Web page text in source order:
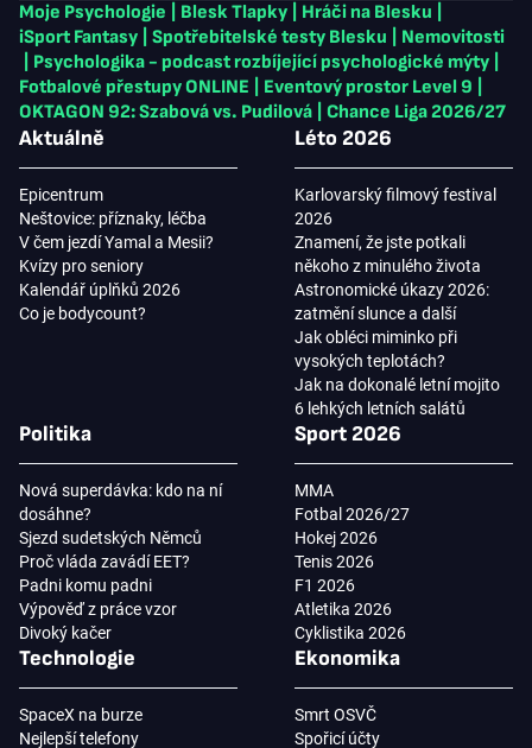
Moje Psychologie Blesk Tlapky Hráči na Blesku
iSport Fantasy
Spotřebitelské testy Blesku
Nemovitosti
Psychologika - podcast rozbíjející psychologické mýty
Fotbalové přestupy ONLINE
Eventový prostor Level 9
OKTAGON 92: Szabová vs. Pudilová
Chance Liga 2026/27
Aktuálně
Epicentrum
Neštovice: příznaky, léčba
V čem jezdí Yamal a Mesii?
Kvízy pro seniory
Kalendář úplňků 2026
Co je bodycount?
Léto 2026
Karlovarský filmový festival
2026
Znamení, že jste potkali
někoho z minulého života
Astronomické úkazy 2026:
zatmění slunce a další
Jak obléci miminko při
vysokých teplotách?
Jak na dokonalé letní mojito
6 lehkých letních salátů
Politika
Nová superdávka: kdo na ní
dosáhne?
Sjezd sudetských Němců
Proč vláda zavádí EET?
Padni komu padni
Výpověď z práce vzor
Divoký kačer
Sport 2026
MMA
Fotbal 2026/27
Hokej 2026
Tenis 2026
F1 2026
Atletika 2026
Cyklistika 2026
Technologie
SpaceX na burze
Nejlepší telefony
Ekonomika
Smrt OSVČ
Spořicí účty